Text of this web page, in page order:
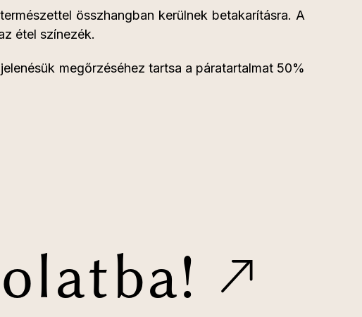
összhangban kerülnek betakarításra. A
étel színezék.
megőrzéséhez tartsa a páratartalmat 50%